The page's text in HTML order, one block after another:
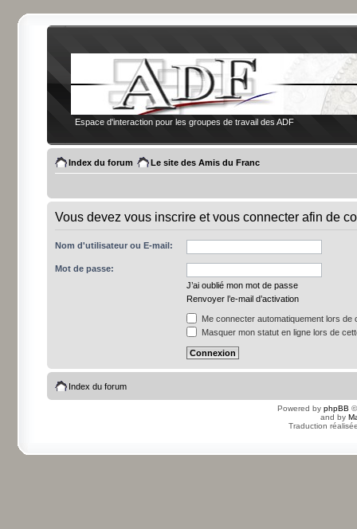
Espace d'interaction pour les groupes de travail des ADF
Index du forum Le site des Amis du Franc
Vous devez vous inscrire et vous connecter afin de
Nom d'utilisateur ou E-mail:
Mot de passe:
J’ai oublié mon mot de passe
Renvoyer l’e-mail d’activation
Me connecter automatiquement lors de
Masquer mon statut en ligne lors de
Index du forum
Powered by phpBB
and by
Traduction